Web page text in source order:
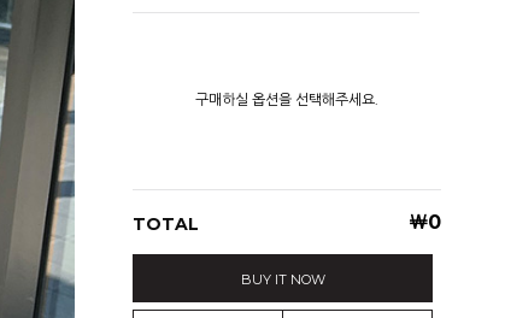
구매하실 옵션을 선택해주세요.
TOTAL ￦0
BUY IT NOW